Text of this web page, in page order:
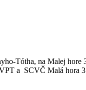
Tótha, na Malej
a SCVČ Malá